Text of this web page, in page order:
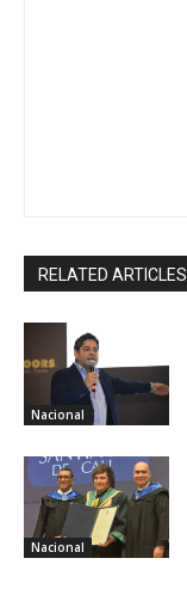
RELATED ARTICLES
Nacional
Nacional